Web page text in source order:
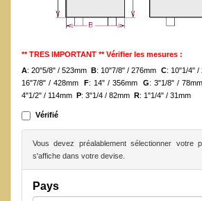
** TRES IMPORTANT ** Vérifier les mesures :
A: 20"5/8" / 523mmB: 10"7/8" / 276mm C: 10"1/4" /
16"7/8" / 428mm F: 14" / 356mm G: 3"1/8" /
4"1/2" / 114mm P: 3"1/4 / 82mm R: 1"1/4" / 31mm
Vérifié
Vous devez préalablement sélectionner votre
s'affiche dans votre devise.
Pays